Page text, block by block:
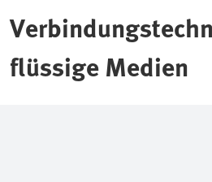
flüssige Medien